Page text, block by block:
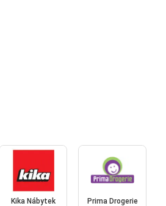
Kika Nábytek Prima Drogerie